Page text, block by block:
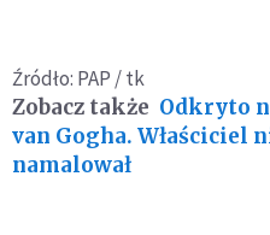
Źródło: PAP / tk
Zobacz także Odkryto
van Gogha. Właściciel
namalował